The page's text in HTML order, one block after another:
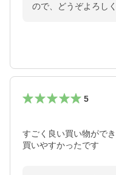
ので、どうぞよろし
5
すごく良い買い物がで
買いやすかったです